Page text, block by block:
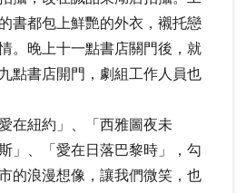
書都包上鮮艷的外衣，襯托戀
。晚上十一點書店關門後，就
點書店開門，劇組工作人員也
在紐約」、「西雅圖夜未
」、「愛在日落巴黎時」，勾
的浪漫想像，讓我們微笑，也